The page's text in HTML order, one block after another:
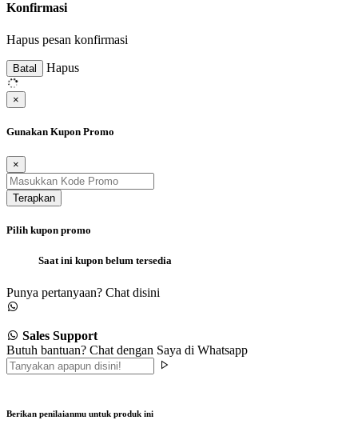
Konfirmasi
Hapus pesan konfirmasi
Batal Hapus
×
Gunakan Kupon Promo
×
Terapkan
Pilih kupon promo
Saat ini kupon belum tersedia
Punya pertanyaan? Chat disini
Sales Support
Butuh bantuan? Chat dengan Saya di Whatsapp
Berikan penilaianmu untuk produk ini